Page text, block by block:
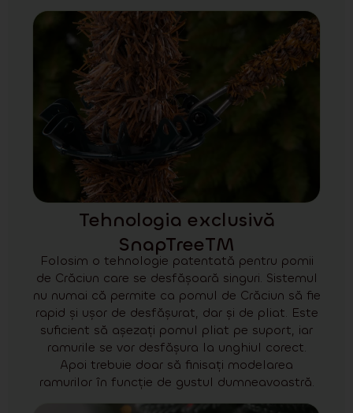
Tehnologia exclusivă
SnapTreeTM
Folosim o tehnologie patentată pentru pomii
de Crăciun care se desfășoară singuri. Sistemul
nu numai că permite ca pomul de Crăciun să fie
rapid și ușor de desfășurat, dar și de pliat. Este
suficient să așezați pomul pliat pe suport, iar
ramurile se vor desfășura la unghiul corect.
Apoi trebuie doar să finisați modelarea
ramurilor în funcție de gustul dumneavoastră.